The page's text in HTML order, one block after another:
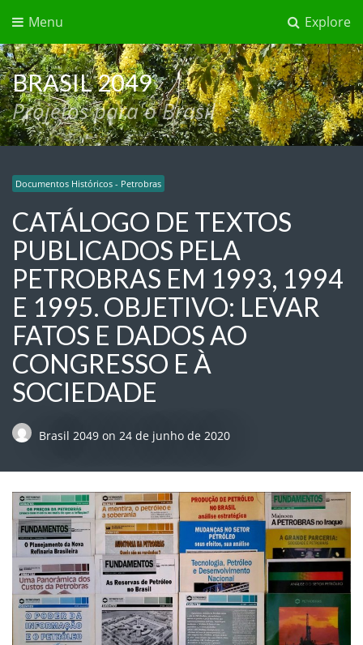
Explore
Menu
BRASIL 2049
Projetos para o Brasil
Documentos Históricos - Petrobras
CATÁLOGO DE TEXTOS
PUBLICADOS PELA
PETROBRAS EM 1993, 1994
E 1995. OBJETIVO: LEVAR
FATOS E DADOS AO
CONGRESSO E À
SOCIEDADE
Brasil 2049 on 24 de junho de 2020